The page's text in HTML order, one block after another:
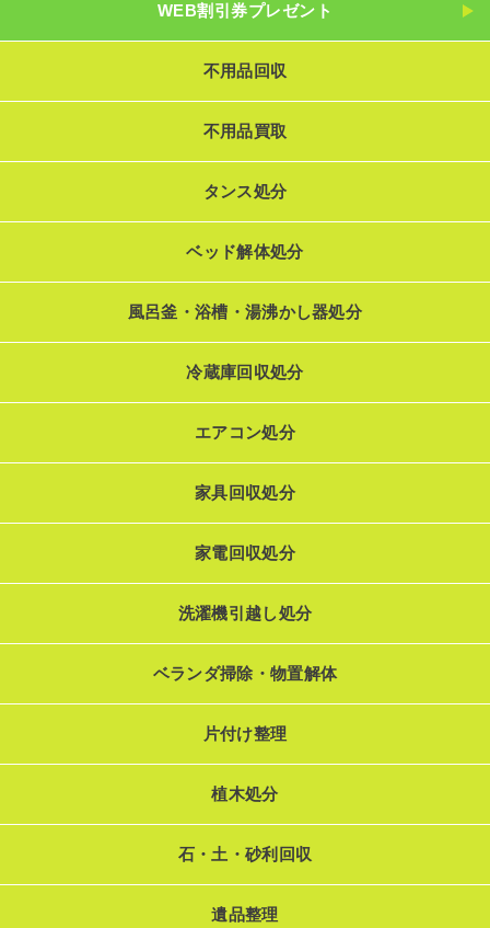
WEB割引券プレゼント
不用品回収
不用品買取
タンス処分
ベッド解体処分
風呂釜・浴槽・湯沸かし器処分
冷蔵庫回収処分
エアコン処分
家具回収処分
家電回収処分
洗濯機引越し処分
ベランダ掃除・物置解体
片付け整理
植木処分
石・土・砂利回収
遺品整理